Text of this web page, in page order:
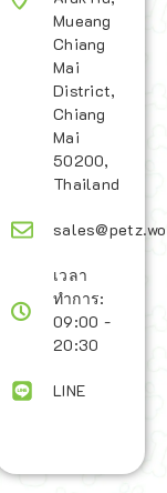
Mueang
Chiang
Mai
District,
Chiang
Mai
50200,
Thailand
เวลา
ทำการ:
09:00 -
20:30
LINE